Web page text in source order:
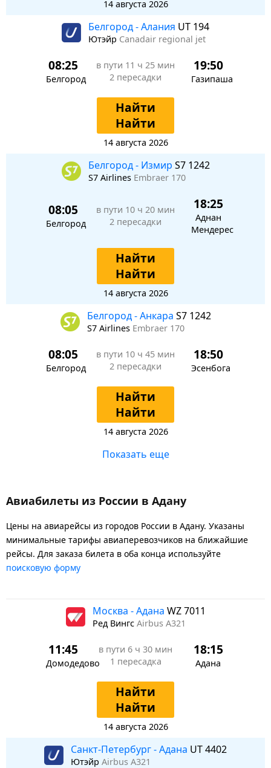
14 августа 2026
Белгород - Алания UT 194
Ютэйр Canadair regional jet
08:25
Белгород
в пути 11 ч 25 мин
2 пересадки
19:50
Газипаша
Найти
Найти
14 августа 2026
Белгород - Измир S7 1242
S7 Airlines Embraer 170
08:05
Белгород
в пути 10 ч 20 мин
2 пересадки
18:25
Аднан
Мендерес
Найти
Найти
14 августа 2026
Белгород - Анкара S7 1242
S7 Airlines Embraer 170
08:05
Белгород
в пути 10 ч 45 мин
2 пересадки
18:50
Эсенбога
Найти
Найти
14 августа 2026
Показать еще
Авиабилеты из России в Адану
Цены на авиарейсы из городов России в Адану. Указаны
минимальные тарифы авиаперевозчиков на ближайшие
рейсы. Для заказа билета в оба конца используйте
поисковую форму
Москва - Адана WZ 7011
Ред Вингс Airbus A321
11:45
Домодедово
в пути 6 ч 30 мин
1 пересадка
18:15
Адана
Найти
Найти
14 августа 2026
Санкт-Петербург - Адана UT 4402
Ютэйр Airbus A321